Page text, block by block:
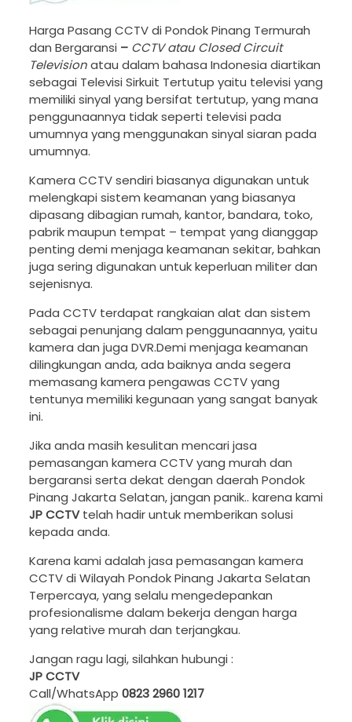
Harga Pasang CCTV di Pondok Pinang Termurah
dan Bergaransi – CCTV atau Closed Circuit
Televisionatau dalam bahasa Indonesia diartikan
sebagai Televisi Sirkuit Tertutup yaitu televisi yang
memiliki sinyal yang bersifat tertutup, yang mana
penggunaannya tidak seperti televisi pada
umumnya yang menggunakan sinyal siaran pada
umumnya.
Kamera CCTV sendiri biasanya digunakan untuk
melengkapi sistem keamanan yang biasanya
dipasang dibagian rumah, kantor, bandara, toko,
pabrik maupun tempat – tempat yang dianggap
penting demi menjaga keamanan sekitar, bahkan
juga sering digunakan untuk keperluan militer dan
sejenisnya.
Pada CCTV terdapat rangkaian alat dan sistem
sebagai penunjang dalam penggunaannya, yaitu
kamera dan juga DVR.Demi menjaga keamanan
dilingkungan anda, ada baiknya anda segera
memasang kamera pengawas CCTV yang
tentunya memiliki kegunaan yang sangat banyak
ini.
Jika anda masih kesulitan mencari jasa
pemasangan kamera CCTV yang murah dan
bergaransi serta dekat dengan daerah Pondok
Pinang Jakarta Selatan, jangan panik.. karena kami
JP CCTVtelah hadir untuk memberikan solusi
kepada anda.
Karena kami adalah jasa pemasangan kamera
CCTV di Wilayah Pondok Pinang Jakarta Selatan
Terpercaya, yang selalu mengedepankan
profesionalisme dalam bekerja dengan harga
yang relative murah dan terjangkau.
Jangan ragu lagi, silahkan hubungi :
JP CCTV
Call/WhatsApp 0823 2960 1217